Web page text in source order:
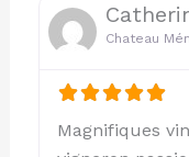
Chateau
Magnifiques